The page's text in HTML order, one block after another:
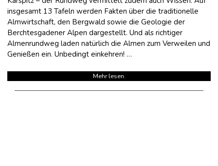
insgesamt 13 Tafeln werden Fakten über die traditionelle
Almwirtschaft, den Bergwald sowie die Geologie der
Berchtesgadener Alpen dargestellt. Und als richtiger
Almenrundweg laden natürlich die Almen zum Verweilen und
Genießen ein. Unbedingt einkehren! …
Mehr lesen.